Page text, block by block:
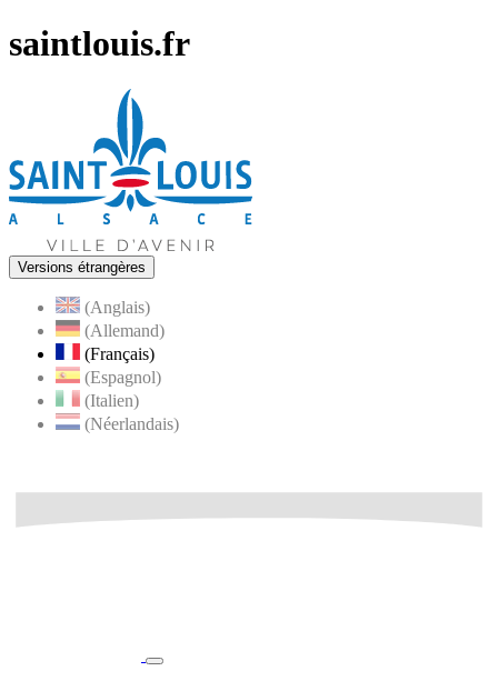
saintlouis.fr
Versions étrangères
(Anglais)
(Allemand)
(Français)
(Espagnol)
(Italien)
(Néerlandais)